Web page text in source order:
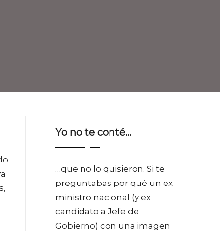
Yo no te conté…
…que no lo quisieron. Si te
preguntabas por qué un ex
ministro nacional (y ex
candidato a Jefe de
Gobierno) con una imagen